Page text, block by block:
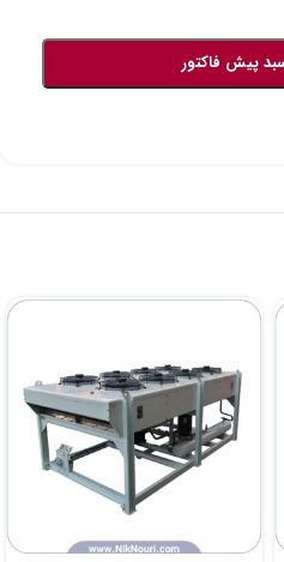
پیش فاکتور